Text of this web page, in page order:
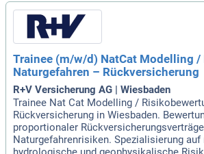
Trainee (m/w/d) NatCat Modelling
Naturgefahren – Rückversicherung
R+V Versicherung AG | Wiesbaden
Trainee Nat Cat Modelling /
Rückversicherung in Wiesbaden.
proportionaler
Naturgefahrenrisiken. Spezialisierung